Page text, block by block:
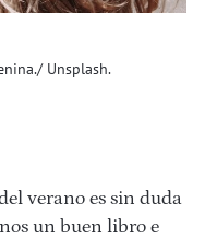
Unsplash.
verano es sin duda
un buen libro e